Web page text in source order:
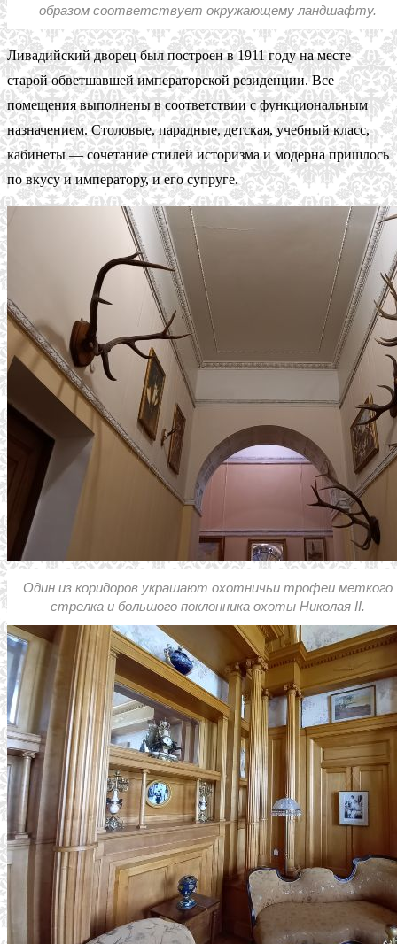
образом соответствует окружающему ландшафту.
Ливадийский дворец был построен в 1911 году на месте
старой обветшавшей императорской резиденции. Все
помещения выполнены в соответствии с функциональным
назначением. Столовые, парадные, детская, учебный класс,
кабинеты — сочетание стилей историзма и модерна пришлось
по вкусу и императору, и его супруге.
Один из коридоров украшают охотничьи трофеи меткого
стрелка и большого поклонника охоты Николая II.